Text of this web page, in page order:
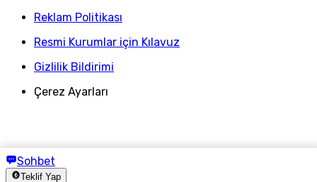
Sohbet
Teklif Yap
Reklam Politikası
Resmi Kurumlar için Kılavuz
Gizlilik Bildirimi
Çerez Ayarları